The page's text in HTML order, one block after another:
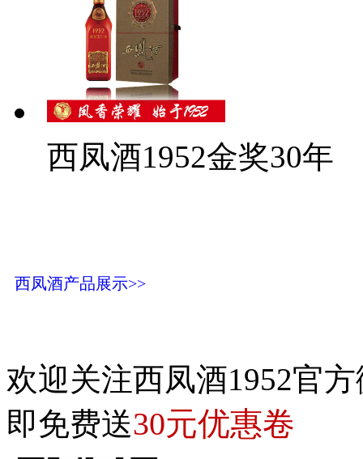
西凤酒1952金奖30年
西凤酒产品展示>>
欢迎关注西凤酒1952官
即免费送30元优惠卷